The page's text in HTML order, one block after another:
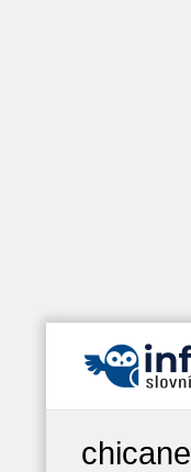
chicane